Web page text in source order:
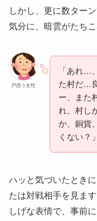
しかし、更に数ター
気分に、暗雲がたちこ
戸惑う女性
「あれ…
た村だ…
ー、また
れ、村し
か、銅貨
くない？」
ハッと気づいたとき
たは対戦相手を見ま
しげな表情で、事前